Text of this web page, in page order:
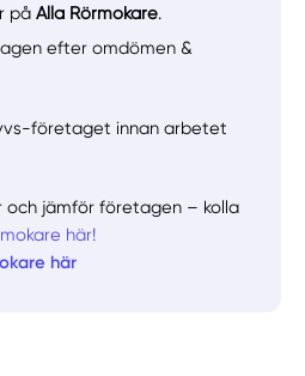
påAlla Rörmokare.
efter omdömen &
företaget innan arbetet
och jämför företagen – kolla
här!
här